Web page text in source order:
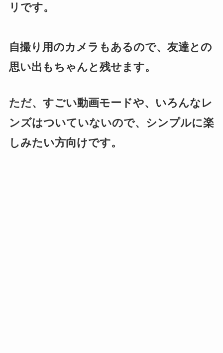
リです。
自撮り用のカメラもあるので、友達との
思い出もちゃんと残せます。
ただ、すごい動画モードや、いろんなレ
ンズはついていないので、シンプルに楽
しみたい方向けです。